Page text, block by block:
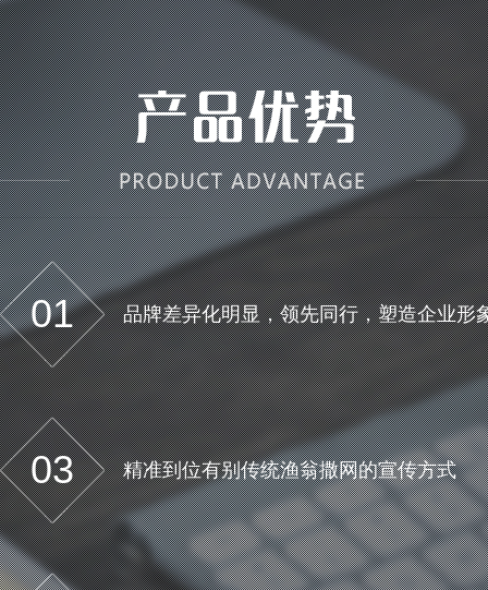
01 品牌差异化明显，领先同行，塑造企业形
03 精准到位有别传统渔翁撒网的宣传方式